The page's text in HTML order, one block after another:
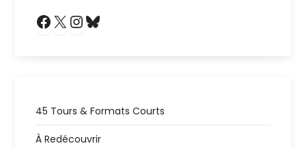
Facebook
X Instagram
45 Tours & Formats Courts
À Redécouvrir